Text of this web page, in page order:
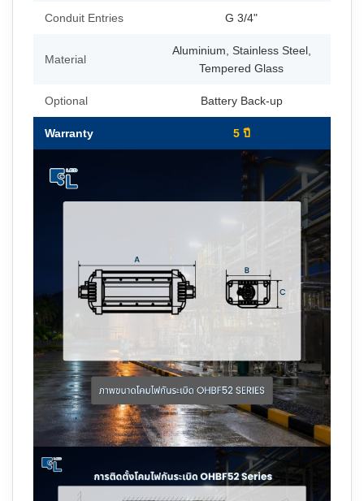
Conduit Entries G 3/4"
Material
Aluminium, Stainless Steel,
Tempered Glass
Optional Battery Back-up
Warranty 5 ปี